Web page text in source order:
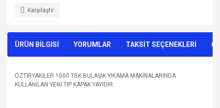
Karşılaştır
ÜRÜN BİLGİSİ YORUMLAR TAKSİT SEÇENEKLERİ
ÖZTİRYAKİLER 1000 TBK BULAŞIK YIKAMA MAKİNALARINDA
KULLANILAN YENİ TİP KAPAK YAYIDIR.